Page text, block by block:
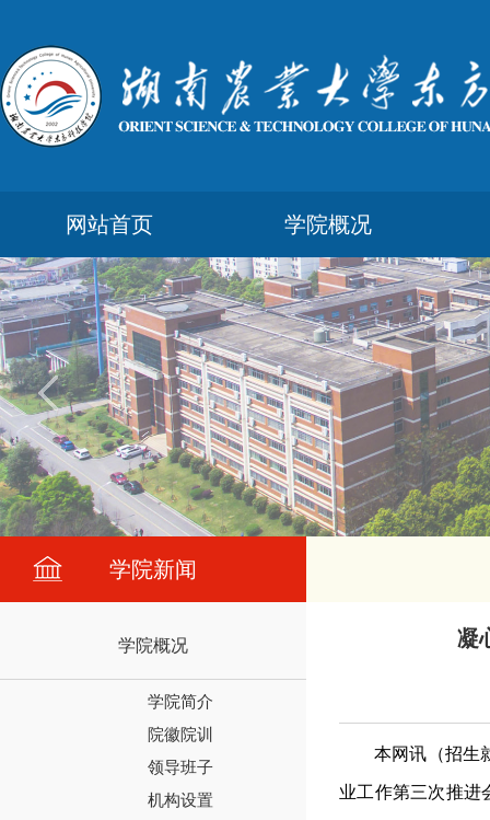
网站首页 学院概况
学院新闻
学院概况
学院简介
院徽院训
领导班子
机构设置
凝
本网讯（招生
业工作第三次推进